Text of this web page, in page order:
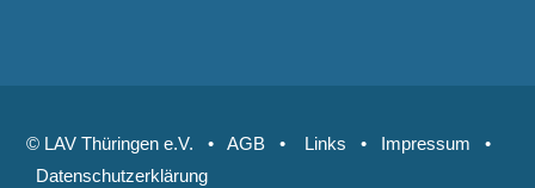
© LAV Thüringen e.V. •AGB • Links • Impressum •
Datenschutzerklärung